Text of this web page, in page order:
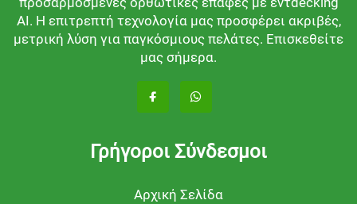
AI. Η επιτρεπτή τεχνολογία μας προσφέρει ακριβές,
μετρική λύση για παγκόσμιους πελάτες. Επισκεθείτε
μας σήμερα.
Γρήγοροι Σύνδεσμοι
Αρχική Σελίδα